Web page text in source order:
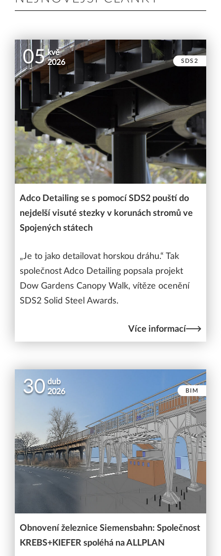
05 kvě
2026
SDS2
Adco Detailing se s pomocí SDS2 pouští do
nejdelší visuté stezky v korunách stromů ve
Spojených státech
„Je to jako detailovat horskou dráhu.“ Tak
společnost Adco Detailing popsala projekt
Dow Gardens Canopy Walk, vítěze ocenění
SDS2 Solid Steel Awards.
Více informací
30 dub
2026
BIM
Obnovení železnice Siemensbahn: Společnost
KREBS+KIEFER spoléhá na ALLPLAN